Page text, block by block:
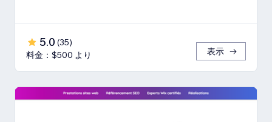
5.0 (35)
料金：$500 より
表示